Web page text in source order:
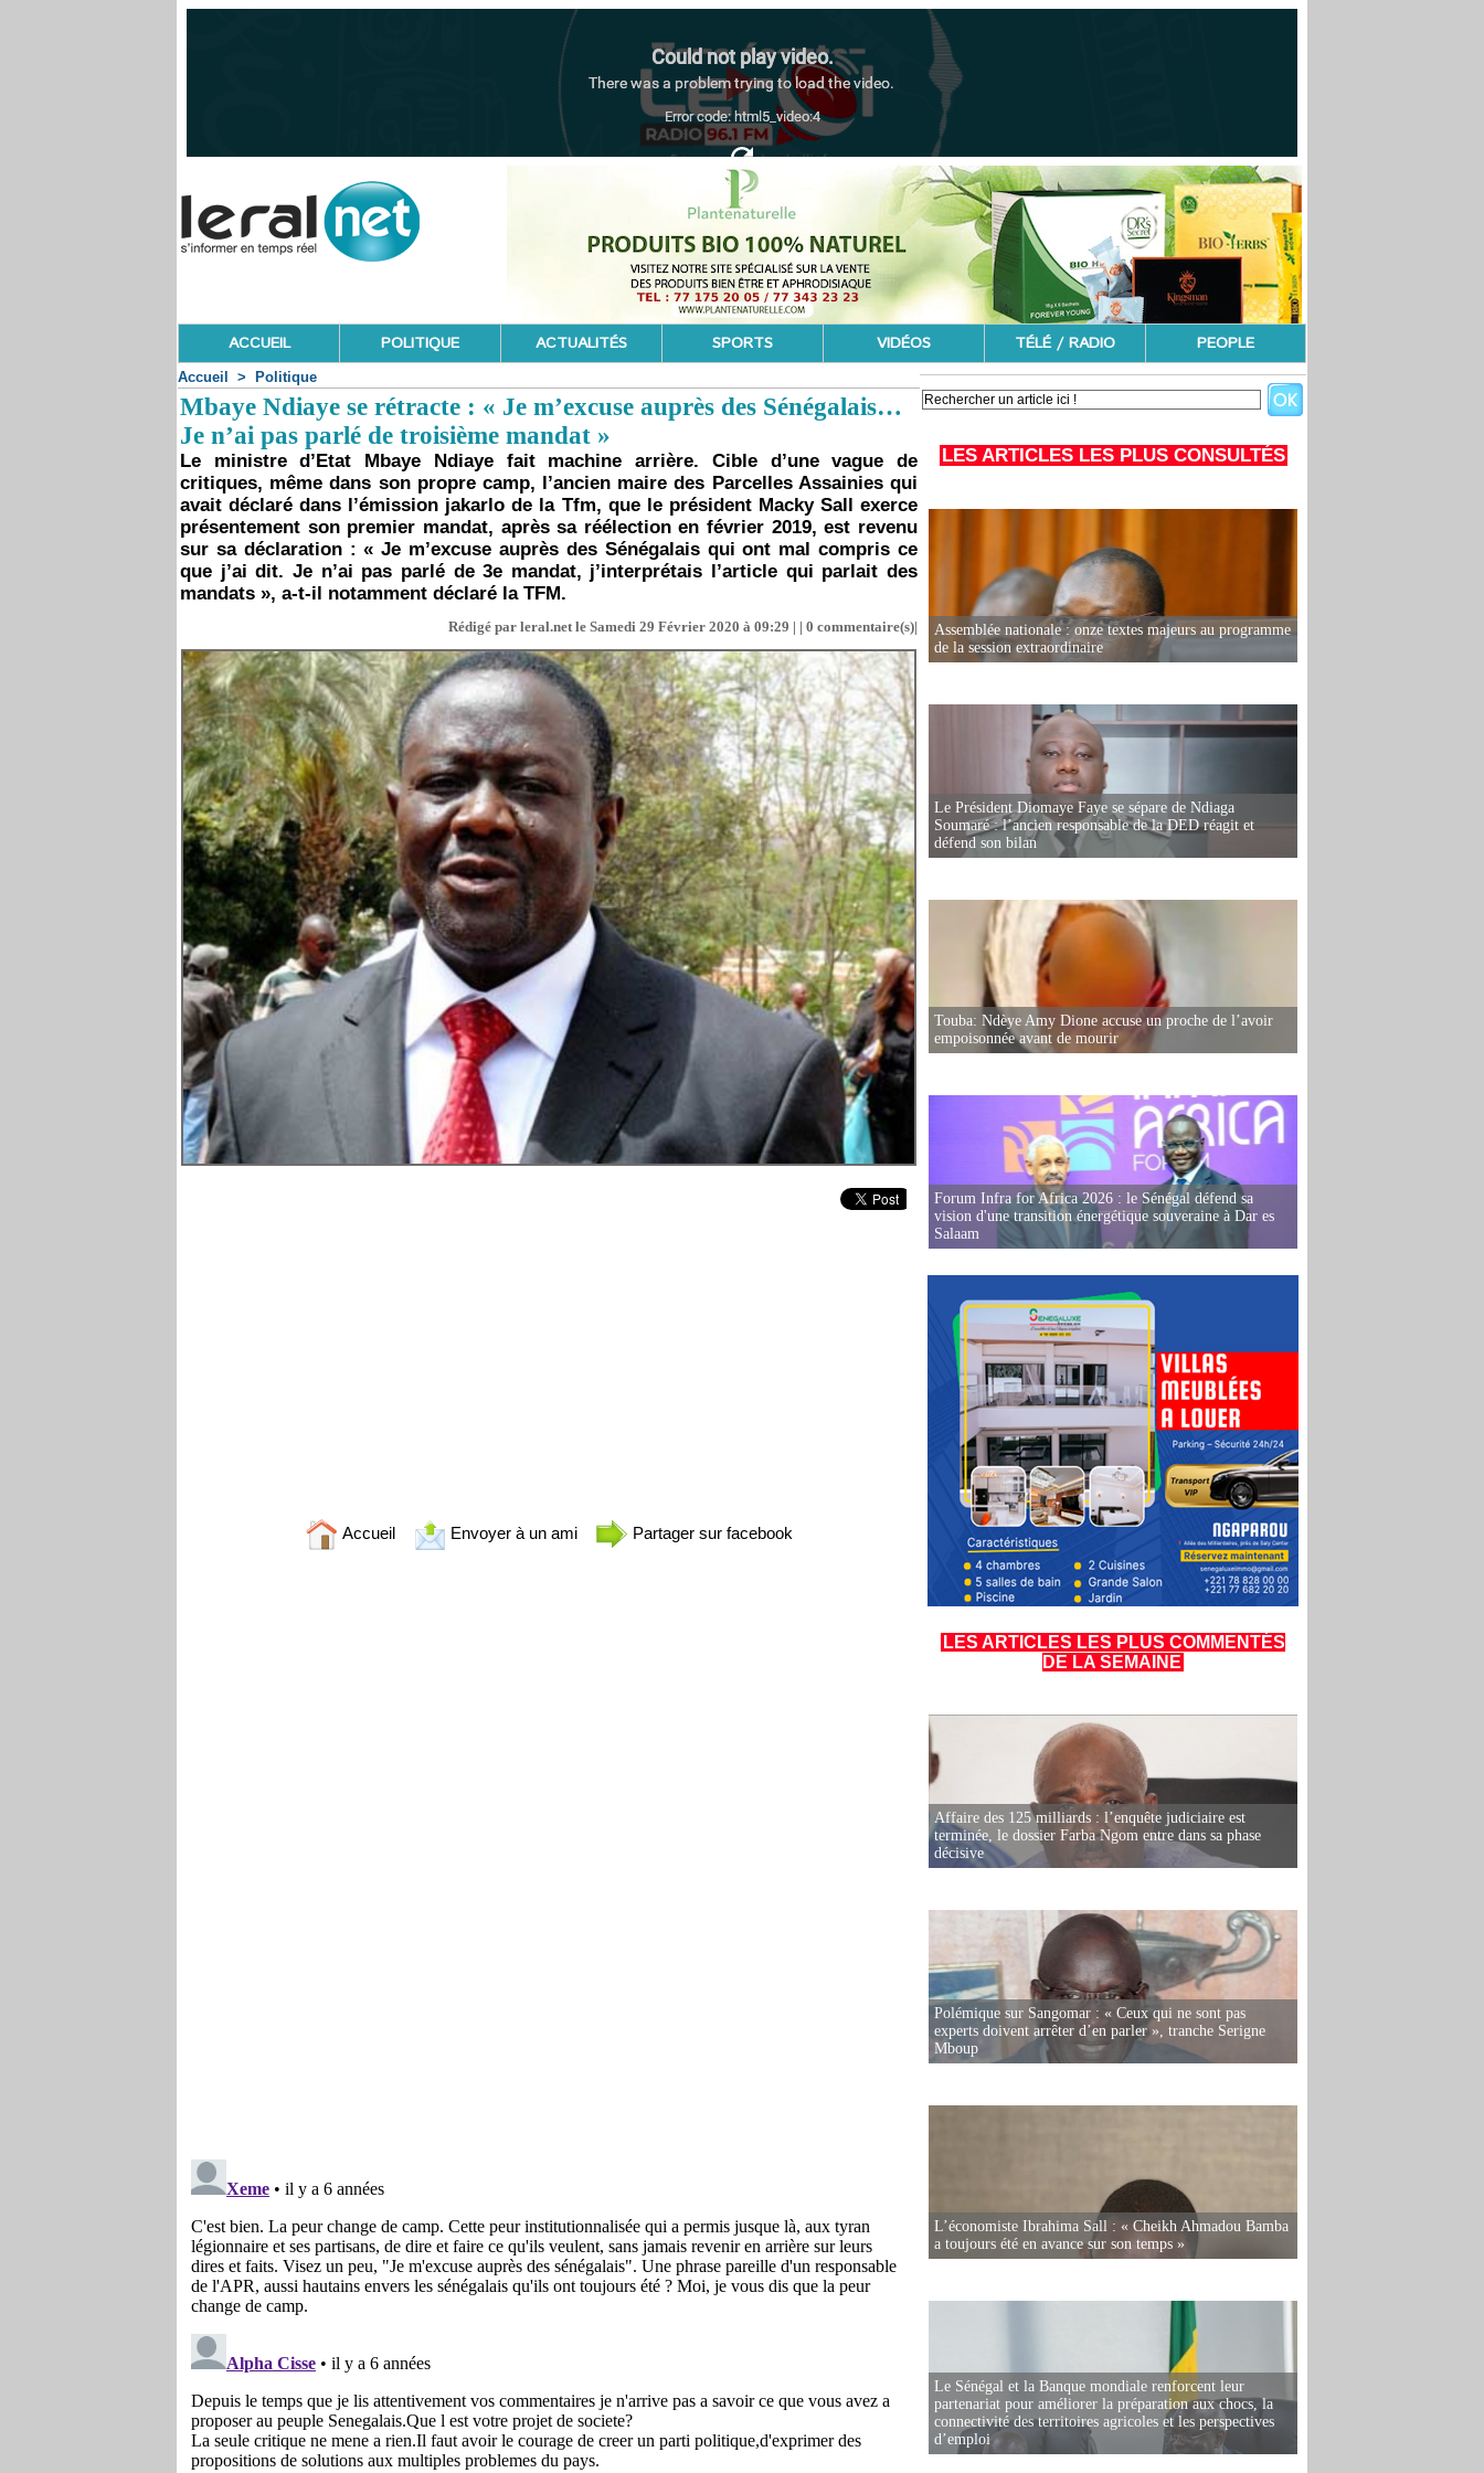
ACCUEIL POLITIQUE ACTUALITÉS SPORTS VIDÉOS TÉLÉ / RADIO PEOPLE
Accueil > Politique
Mbaye Ndiaye se rétracte : « Je m’excuse auprès des Sénégalais…
Je n’ai pas parlé de troisième mandat »
Le ministre d’Etat Mbaye Ndiaye fait machine arrière. Cible d’une vague de
critiques, même dans son propre camp, l’ancien maire des Parcelles Assainies qui
avait déclaré dans l’émission jakarlo de la Tfm, que le président Macky Sall exerce
présentement son premier mandat, après sa réélection en février 2019, est revenu
sur sa déclaration : « Je m’excuse auprès des Sénégalais qui ont mal compris ce
que j’ai dit. Je n’ai pas parlé de 3e mandat, j’interprétais l’article qui parlait des
mandats », a-t-il notamment déclaré la TFM.
Rédigé par leral.net le Samedi 29 Février 2020 à 09:29 | | 0 commentaire(s)|
Accueil Envoyer à un ami Partager sur facebook
LES ARTICLES LES PLUS CONSULTÉS
Assemblée nationale : onze textes majeurs au programme
de la session extraordinaire
Le Président Diomaye Faye se sépare de Ndiaga
Soumaré : l’ancien responsable de la DED réagit et
défend son bilan
Touba: Ndèye Amy Dione accuse un proche de l’avoir
empoisonnée avant de mourir
Forum Infra for Africa 2026 : le Sénégal défend sa
vision d'une transition énergétique souveraine à Dar es
Salaam
LES ARTICLES LES PLUS COMMENTÉS
DE LA SEMAINE
Affaire des 125 milliards : l’enquête judiciaire est
terminée, le dossier Farba Ngom entre dans sa phase
décisive
Polémique sur Sangomar : « Ceux qui ne sont pas
experts doivent arrêter d’en parler », tranche Serigne
Mboup
L’économiste Ibrahima Sall : « Cheikh Ahmadou Bamba
a toujours été en avance sur son temps »
Le Sénégal et la Banque mondiale renforcent leur
partenariat pour améliorer la préparation aux chocs, la
connectivité des territoires agricoles et les perspectives
d’emploi